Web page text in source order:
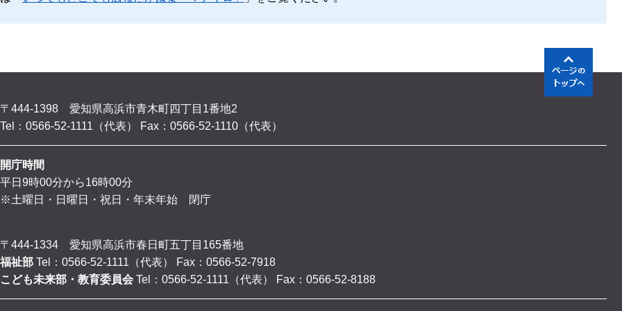
〒444-1398 愛知県高浜市青木町四丁目1番地2
Tel：0566-52-1111（代表）
Fax：0566-52-1110（代表）
開庁時間
平日9時00分から16時00分
※土曜日・日曜日・祝日・年末年始 閉庁
〒444-1334 愛知県高浜市春日町五丁目165番地
福祉部 Tel：0566-52-1111（代表）
Fax：0566-52-7918
こども未来部・教育委員会 Tel：0566-52-1111（代表） Fax：0566-52-8188